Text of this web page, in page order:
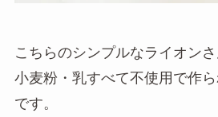
こちらのシンプルなライオン
小麦粉・乳すべて不使用で作
です。